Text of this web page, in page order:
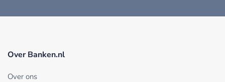
Over Banken.nl
Over ons